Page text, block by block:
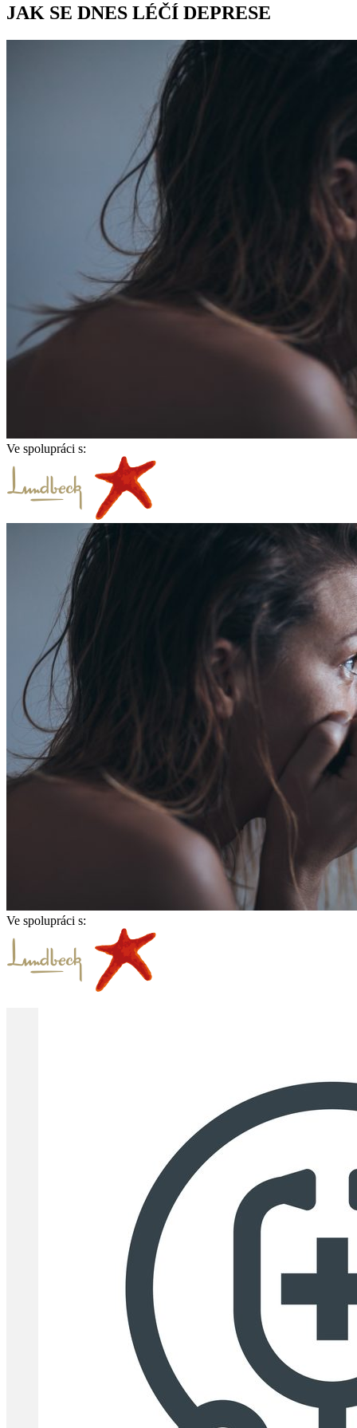
JAK SE DNES LÉČÍ DEPRESE
Ve spolupráci s:
Ve spolupráci s: